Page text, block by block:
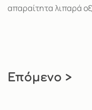
απαραίτητα λιπαρά
Επόμενο >